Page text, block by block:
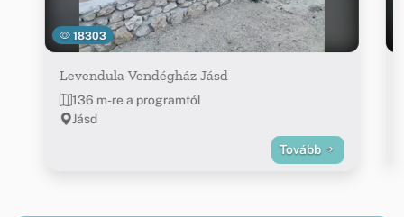
18303
Levendula Vendégház Jásd
136 m-re a programtól
Jásd
Tovább